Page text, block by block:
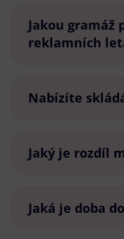
Jakou
reklamních
Nabízíte
Jaký je rozdíl
Jaká je doba